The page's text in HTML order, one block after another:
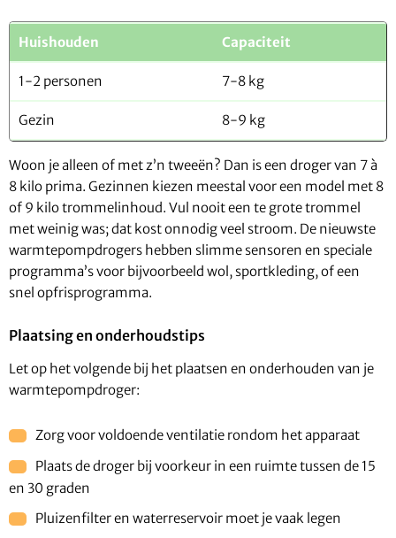
Huishouden Capaciteit
1-2 personen 7-8 kg
Gezin 8-9 kg
Woon je alleen of met z’n tweeën? Dan is een droger van 7 à
8 kilo prima. Gezinnen kiezen meestal voor een model met 8
of 9 kilo trommelinhoud. Vul nooit een te grote trommel
met weinig was; dat kost onnodig veel stroom. De nieuwste
warmtepompdrogers hebben slimme sensoren en speciale
programma’s voor bijvoorbeeld wol, sportkleding, of een
snel opfrisprogramma.
Plaatsing en onderhoudstips
Let op het volgende bij het plaatsen en onderhouden van je
warmtepompdroger:
Zorg voor voldoende ventilatie rondom het apparaat
Plaats de droger bij voorkeur in een ruimte tussen de 15
en 30 graden
Pluizenfilter en waterreservoir moet je vaak legen